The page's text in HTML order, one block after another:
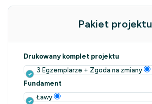
Pakiet projektu
Drukowany komplet projektu
3 Egzemplarze + Zgoda na zmiany
Fundament
Ławy